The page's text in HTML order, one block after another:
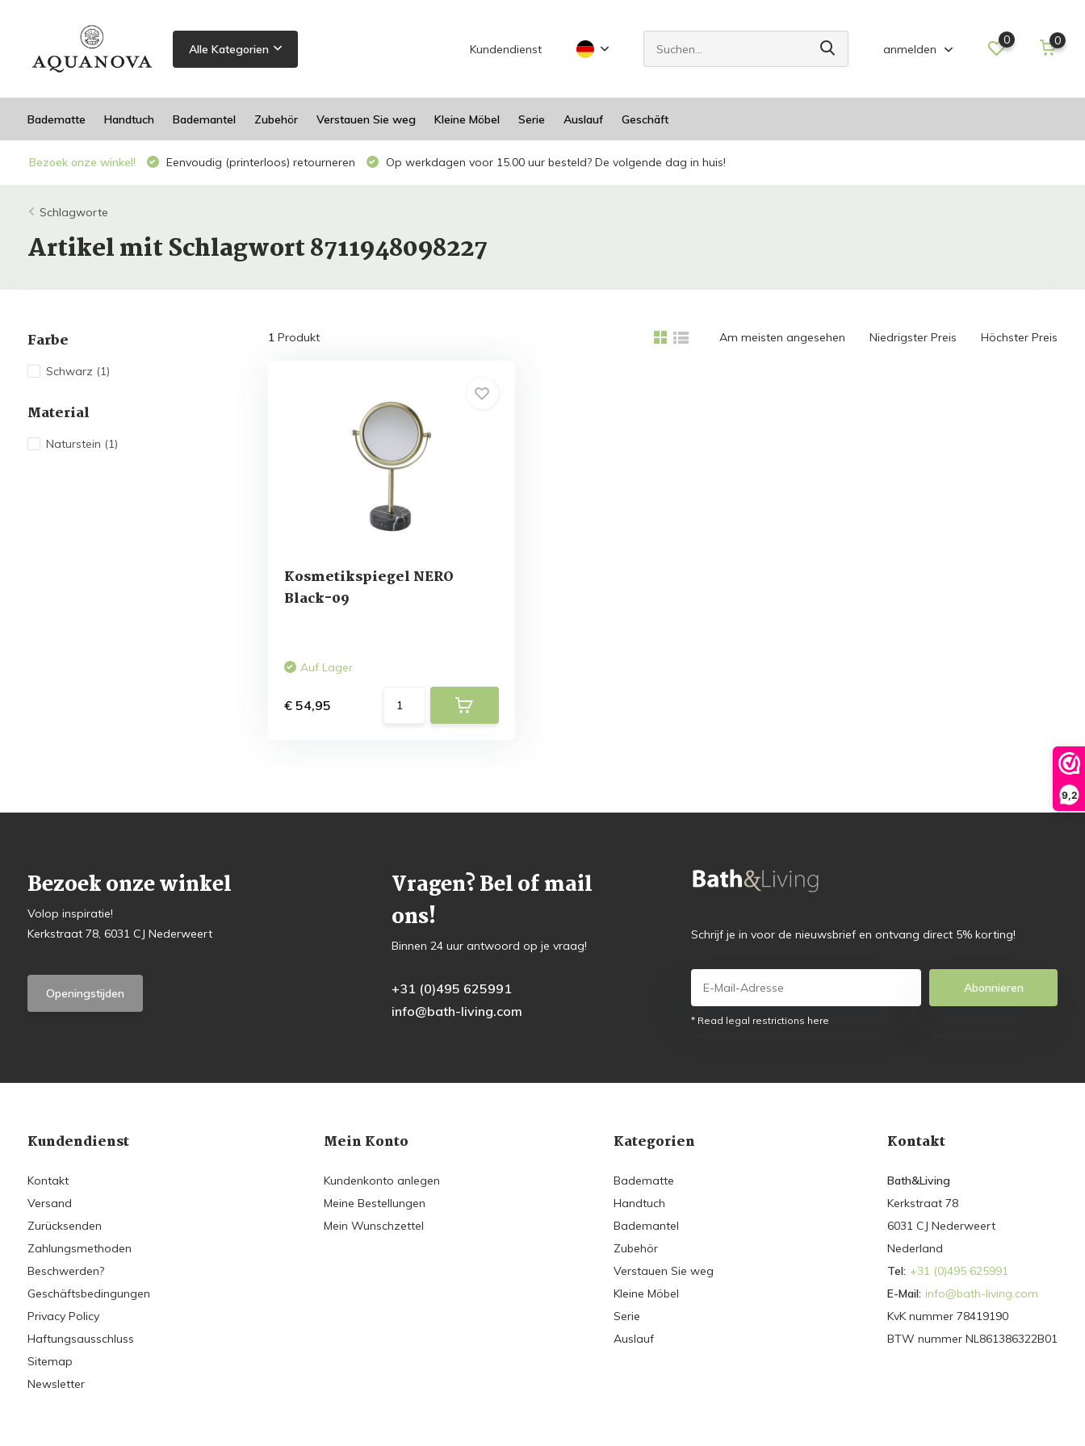
9,2
Alle Kategorien Kundendienst anmelden
0 0
Badematte Handtuch Bademantel Zubehör Verstauen Sie weg Kleine Möbel Serie Auslauf Geschäft
Bezoek onze winkel! Eenvoudig (printerloos) retourneren Op werkdagen voor 15.00 uur besteld? De volgende dag in huis!
Schlagworte
Artikel mit Schlagwort 8711948098227
Farbe
Schwarz (1)
Material
Naturstein (1)
1Produkt Am meisten angesehen Niedrigster Preis Höchster Preis
Kosmetikspiegel NERO
Black-09
Auf Lager
€ 54,95
Bezoek onze winkel
Volop inspiratie!
Kerkstraat 78, 6031 CJ Nederweert
Openingstijden
Vragen? Bel of mail
ons!
Binnen 24 uur antwoord op je vraag!
+31 (0)495 625991
info@bath-living.com
Schrijf je in voor de nieuwsbrief en ontvang direct 5% korting!
Abonnieren
* Read legal restrictions here
Kundendienst
Kontakt
Versand
Zurücksenden
Zahlungsmethoden
Beschwerden?
Geschäftsbedingungen
Privacy Policy
Haftungsausschluss
Sitemap
Newsletter
Mein Konto
Kundenkonto anlegen
Meine Bestellungen
Mein Wunschzettel
Kategorien
Badematte
Handtuch
Bademantel
Zubehör
Verstauen Sie weg
Kleine Möbel
Serie
Auslauf
Kontakt
Bath&Living
Kerkstraat 78
6031 CJ Nederweert
Nederland
Tel: +31 (0)495 625991
E-Mail: info@bath-living.com
KvK nummer 78419190
BTW nummer NL861386322B01